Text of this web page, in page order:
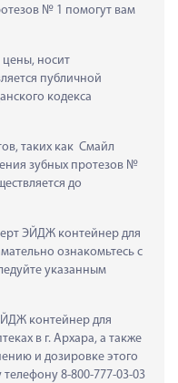
№ 1 помогут вам
носит
публичной
кодекса
таких как  Смайл
зубных протезов №
до
ЭЙДЖ контейнер для
ознакомьтесь с
указанным
контейнер для
в г. Архара, а также
и дозировке этого
8-800-777-03-03